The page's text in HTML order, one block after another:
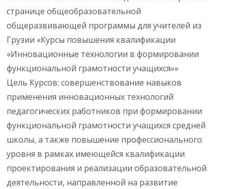
странице общеобразовательной
общеразвивающей программы для учителей из
Грузии «Курсы повышения квалификации
«Инновационные технологии в формировании
функциональной грамотности учащихся»»
Цель Курсов: совершенствование навыков
применения инновационных технологий
педагогических работников при формировании
функциональной грамотности учащихся средней
школы, а также повышение профессионального
уровня в рамках имеющейся квалификации
проектирования и реализации образовательной
деятельности, направленной на развитие